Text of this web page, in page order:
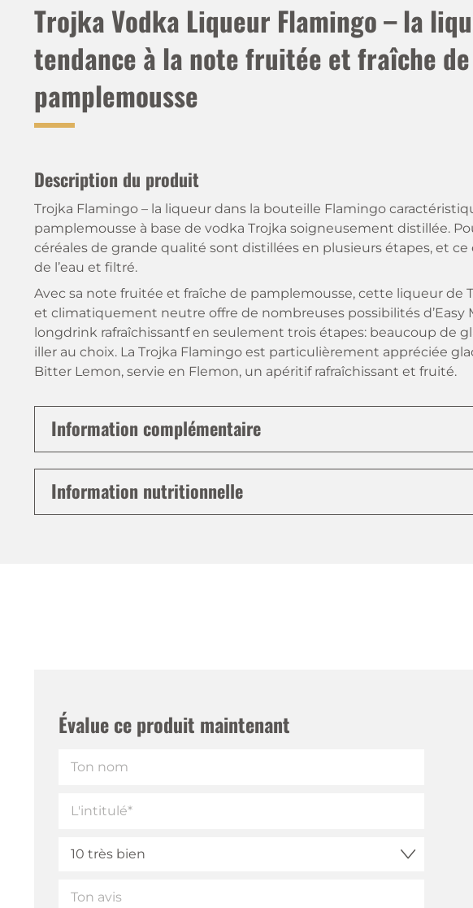
Trojka Vodka Liqueur Flamingo – la
tendance à la note fruitée et fraîche de
pamplemousse
Description du produit
Trojka Flamingo – la liqueur dans la bouteille Flamingo
pamplemousse à base de vodka Trojka soigneusement distillée.
céréales de grande qualité sont distillées en plusieurs étapes, et
de l’eau et filtré.
Avec sa note fruitée et fraîche de pamplemousse, cette liqueur de
et climatiquement neutre offre de nombreuses possibilités d’Easy
longdrink rafraîchissantf en seulement trois étapes: beaucoup de
iller au choix. La Trojka Flamingo est particulièrement appréciée
Bitter Lemon, servie en Flemon, un apéritif rafraîchissant et fruité.
Information complémentaire
Information nutritionnelle
Évalue ce produit maintenant